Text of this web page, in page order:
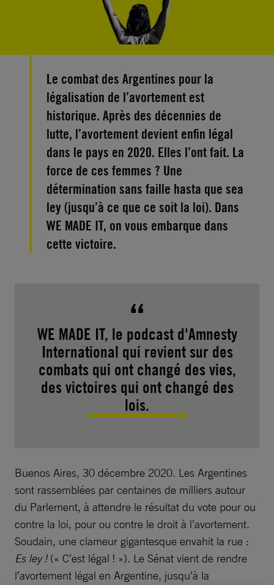
Le combat des Argentines pour la
légalisation de l’avortement est
historique. Après des décennies de
lutte, l’avortement devient enfin légal
dans le pays en 2020. Elles l’ont fait. La
force de ces femmes ? Une
détermination sans faille hasta que sea
ley (jusqu’à ce que ce soit la loi). Dans
WE MADE IT, on vous embarque dans
cette victoire.
WE MADE IT, le podcast d'Amnesty
International qui revient sur des
combats qui ont changé des vies,
des victoires qui ont changé des
lois.
Buenos Aires, 30 décembre 2020. Les Argentines
sont rassemblées par centaines de milliers autour
du Parlement, à attendre le résultat du vote pour ou
contre la loi, pour ou contre le droit à l’avortement.
Soudain, une clameur gigantesque envahit la rue :
Es ley !(« C’est légal ! »). Le Sénat vient de rendre
l’avortement légal en Argentine, jusqu’à la